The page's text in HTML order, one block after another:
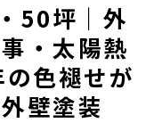
50坪｜外
・太陽熱
色褪せが
壁塗装